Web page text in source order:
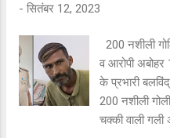
साल पुराने
एक साजिश के
हमला किया ।
रानी पत्नी रमेश
मुकदमा नं.
आईपीसी के
- सितंबर 12, 2023
200 नशीली
व आरोपी अबोहर
के प्रभारी
200 नशीली
चक्की वाली गली